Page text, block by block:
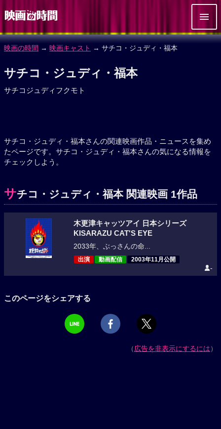
映画の時間 → 映画キャスト → サチコ・ジュディ・福本
サチコ・ジュディ・福本
サチコジュディフクモト
サチコ・ジュディ・福本さんの関連映画作品・ニュースを集め
たページです。サチコ・ジュディ・福本さんの気になる情報を
チェックしよう。
サチコ・ジュディ・福本 関連映画 1作品
木更津キャッツアイ 日本シリーズ
KISARAZU CAT'S EYE
2033年、ぶっさんの命...
出演 動画配信 2003年11月公開
-
このページをシェアする
（広告を非表示にするには）